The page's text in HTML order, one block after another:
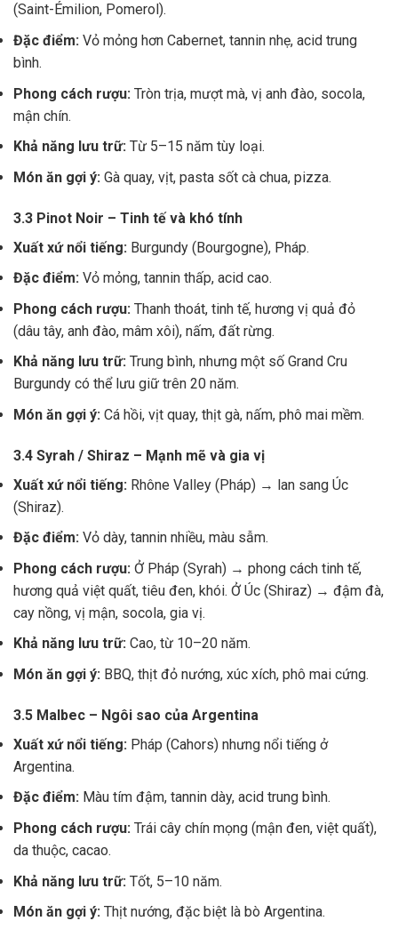
(Saint-Émilion, Pomerol).
Đặc điểm: Vỏ mỏng hơn Cabernet, tannin nhẹ, acid trung
bình.
Phong cách rượu: Tròn trịa, mượt mà, vị anh đào, socola,
mận chín.
Khả năng lưu trữ: Từ 5–15 năm tùy loại.
Món ăn gợi ý: Gà quay, vịt, pasta sốt cà chua, pizza.
3.3 Pinot Noir – Tinh tế và khó tính
Xuất xứ nổi tiếng: Burgundy (Bourgogne), Pháp.
Đặc điểm: Vỏ mỏng, tannin thấp, acid cao.
Phong cách rượu: Thanh thoát, tinh tế, hương vị quả đỏ
(dâu tây, anh đào, mâm xôi), nấm, đất rừng.
Khả năng lưu trữ: Trung bình, nhưng một số Grand Cru
Burgundy có thể lưu giữ trên 20 năm.
Món ăn gợi ý: Cá hồi, vịt quay, thịt gà, nấm, phô mai mềm.
3.4 Syrah / Shiraz – Mạnh mẽ và gia vị
Xuất xứ nổi tiếng: Rhône Valley (Pháp) → lan sang Úc
(Shiraz).
Đặc điểm: Vỏ dày, tannin nhiều, màu sẫm.
Phong cách rượu: Ở Pháp (Syrah) → phong cách tinh tế,
hương quả việt quất, tiêu đen, khói. Ở Úc (Shiraz) → đậm đà,
cay nồng, vị mận, socola, gia vị.
Khả năng lưu trữ: Cao, từ 10–20 năm.
Món ăn gợi ý: BBQ, thịt đỏ nướng, xúc xích, phô mai cứng.
3.5 Malbec – Ngôi sao của Argentina
Xuất xứ nổi tiếng: Pháp (Cahors) nhưng nổi tiếng ở
Argentina.
Đặc điểm: Màu tím đậm, tannin dày, acid trung bình.
Phong cách rượu: Trái cây chín mọng (mận đen, việt quất),
da thuộc, cacao.
Khả năng lưu trữ: Tốt, 5–10 năm.
Món ăn gợi ý: Thịt nướng, đặc biệt là bò Argentina.